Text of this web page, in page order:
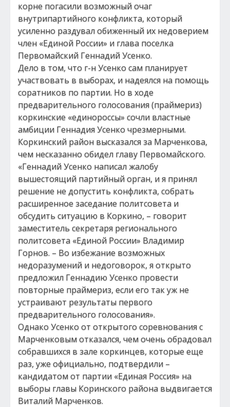
корне погасили возможный очаг
внутрипартийного конфликта, который
усиленно раздувал обиженный их недоверием
член «Единой России» и глава поселка
Первомайский Геннадий Усенко.
Дело в том, что г-н Усенко сам планирует
участвовать в выборах, и надеялся на помощь
соратников по партии. Но в ходе
предварительного голосования (праймериз)
коркинские «единороссы» сочли властные
амбиции Геннадия Усенко чрезмерными.
Коркинский район высказался за Марченкова,
чем несказанно обидел главу Первомайского.
«Геннадий Усенко написал жалобу
вышестоящий партийный орган, и я принял
решение не допустить конфликта, собрать
расширенное заседание политсовета и
обсудить ситуацию в Коркино, – говорит
заместитель секретаря регионального
политсовета «Единой России» Владимир
Горнов. – Во избежание возможных
недоразумений и недоговорок, я открыто
предложил Геннадию Усенко провести
повторные праймериз, если его так уж не
устраивают результаты первого
предварительного голосования».
Однако Усенко от открытого соревнования с
Марченковым отказался, чем очень обрадовал
собравшихся в зале коркинцев, которые еще
раз, уже официально, подтвердили –
кандидатом от партии «Единая Россия» на
выборы главы Коринского района выдвигается
Виталий Марченков.